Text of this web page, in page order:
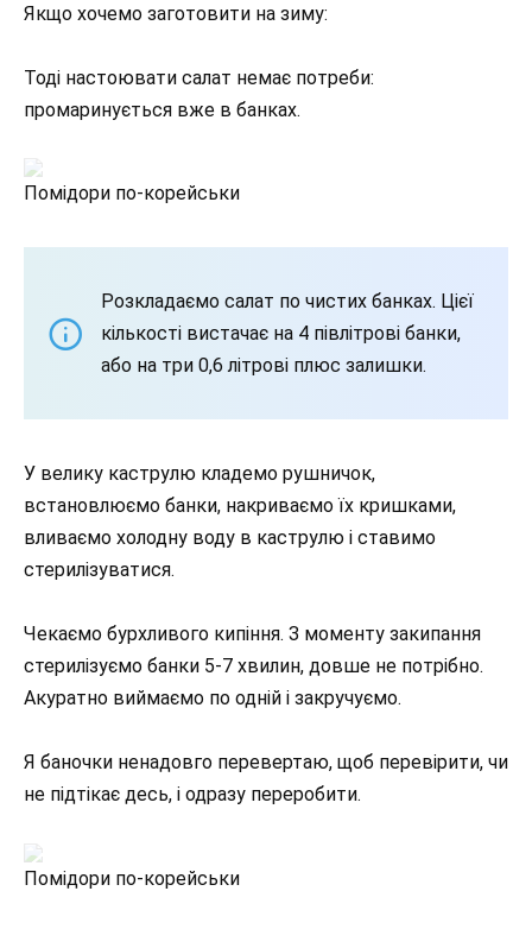
Якщо хочемо заготовити на зиму:
Тоді настоювати салат немає потреби:
промаринується вже в банках.
Помідори по-корейськи
Розкладаємо салат по чистих банках. Цієї
кількості вистачає на 4 півлітрові банки,
або на три 0,6 літрові плюс залишки.
У велику каструлю кладемо рушничок,
встановлюємо банки, накриваємо їх кришками,
вливаємо холодну воду в каструлю і ставимо
стерилізуватися.
Чекаємо бурхливого кипіння. З моменту закипання
стерилізуємо банки 5-7 хвилин, довше не потрібно.
Акуратно виймаємо по одній і закручуємо.
Я баночки ненадовго перевертаю, щоб перевірити, чи
не підтікає десь, і одразу переробити.
Помідори по-корейськи